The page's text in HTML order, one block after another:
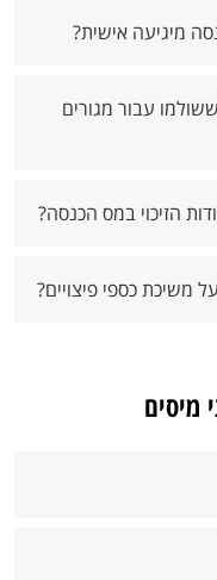
מיגיעה אישית?
עבור מגורים
הזיכוי במס הכנסה?
מיסים